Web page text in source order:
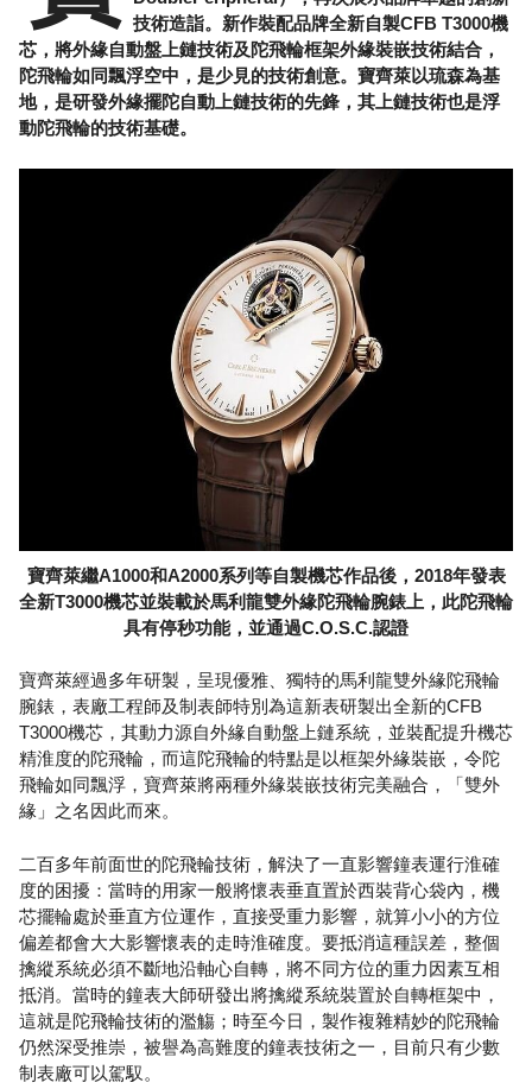
技術造詣。新作裝配品牌全新自製CFB T3000機
芯，將外緣自動盤上鏈技術及陀飛輪框架外緣裝嵌技術結合，
陀飛輪如同飄浮空中，是少見的技術創意。寶齊萊以琉森為基
地，是研發外緣擺陀自動上鏈技術的先鋒，其上鏈技術也是浮
動陀飛輪的技術基礎。
寶齊萊繼A1000和A2000系列等自製機芯作品後，2018年發表
全新T3000機芯並裝載於馬利龍雙外緣陀飛輪腕錶上，此陀飛輪
具有停秒功能，並通過C.O.S.C.認證
寶齊萊經過多年研製，呈現優雅、獨特的馬利龍雙外緣陀飛輪
腕錶，表廠工程師及制表師特別為這新表研製出全新的CFB
T3000機芯，其動力源自外緣自動盤上鏈系統，並裝配提升機芯
精淮度的陀飛輪，而這陀飛輪的特點是以框架外緣裝嵌，令陀
飛輪如同飄浮，寶齊萊將兩種外緣裝嵌技術完美融合，「雙外
緣」之名因此而來。
二百多年前面世的陀飛輪技術，解決了一直影響鐘表運行淮確
度的困擾：當時的用家一般將懷表垂直置於西裝背心袋內，機
芯擺輪處於垂直方位運作，直接受重力影響，就算小小的方位
偏差都會大大影響懷表的走時淮確度。要抵消這種誤差，整個
擒縱系統必須不斷地沿軸心自轉，將不同方位的重力因素互相
抵消。當時的鐘表大師研發出將擒縱系統裝置於自轉框架中，
這就是陀飛輪技術的濫觴；時至今日，製作複雜精妙的陀飛輪
仍然深受推崇，被譽為高難度的鐘表技術之一，目前只有少數
制表廠可以駕馭。